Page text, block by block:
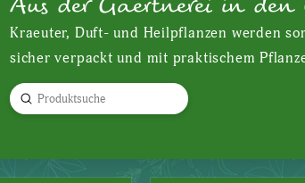
Kraeuter, Duft- und Heilpflanzen werden
sicher verpackt und mit praktischem
Search
Submit